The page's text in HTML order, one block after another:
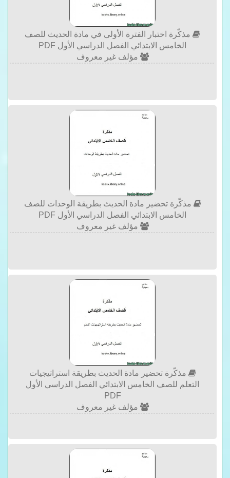
مذكّرة اختبار الفترة الأولى في مادة الحديث للصف
الخامس الابتدائي الفصل الدراسي الأول PDF
مؤلف غير معروف
مذكّرة تحضير مادة الحديث بطريقة الوحدات للصف
الخامس الابتدائي الفصل الدراسي الأول PDF
مؤلف غير معروف
مذكّرة تحضير مادة الحديث بطريقة استراتيجيات
التعلم للصف الخامس الابتدائي الفصل الدراسي الأول
PDF
مؤلف غير معروف